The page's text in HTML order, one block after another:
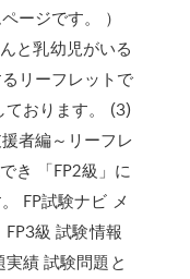
ージです。 ）
と乳幼児がいる
リーフレットで
おります。 (3)
者編～リーフレ
き 「FP2級」に
FP試験ナビ メ
級 試験情報
績 試験問題と